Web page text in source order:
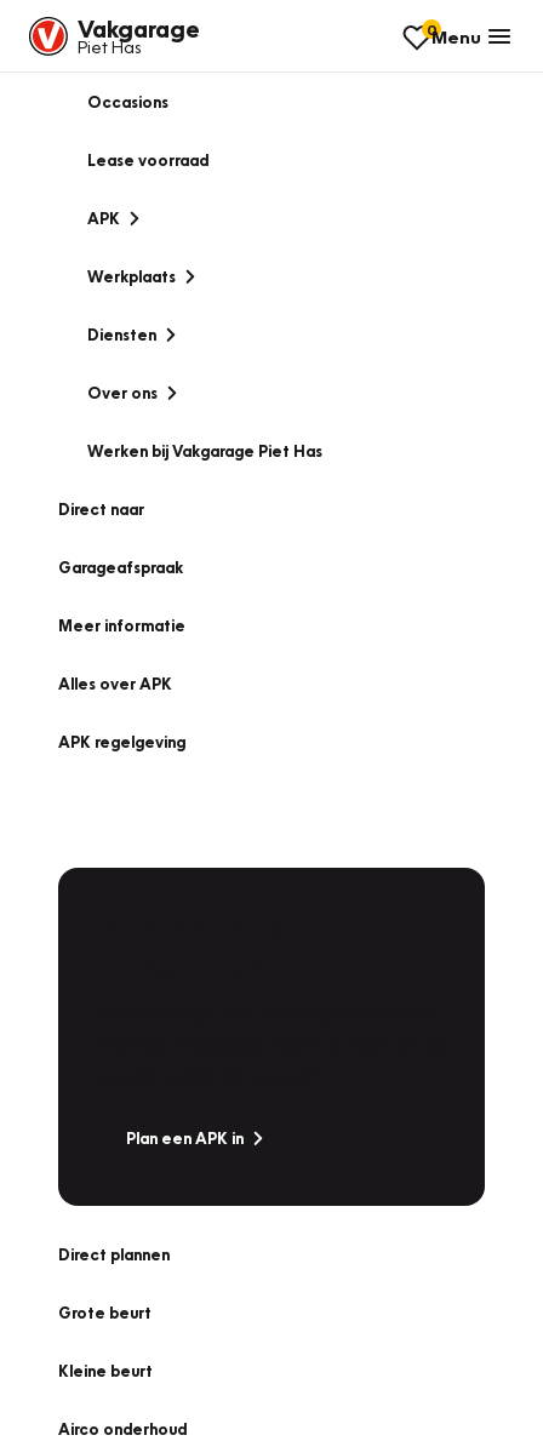
Vakgarage
Piet Has
0Menu
Occasions
Lease voorraad
APK
Werkplaats
Diensten
Over ons
Werken bij Vakgarage Piet Has
Direct naar
Garageafspraak
Meer informatie
Alles over APK
APK regelgeving
Plan een APK in
Direct plannen
Grote beurt
Kleine beurt
Airco onderhoud